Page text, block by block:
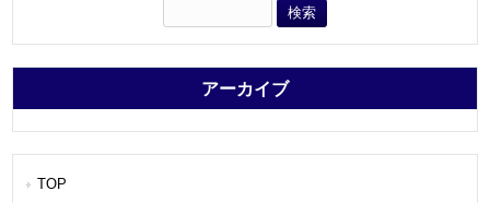
アーカイブ
TOP